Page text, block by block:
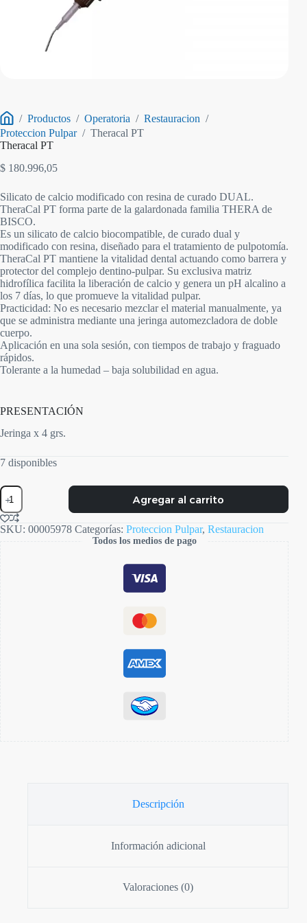
Inicio
/ Productos / Operatoria / Restauracion /
Proteccion Pulpar / Theracal PT
Theracal PT
$ 180.996,05
Silicato de calcio modificado con resina de curado DUAL.
TheraCal PT forma parte de la galardonada familia THERA de
BISCO.
Es un silicato de calcio biocompatible, de curado dual y
modificado con resina, diseñado para el tratamiento de pulpotomía.
TheraCal PT mantiene la vitalidad dental actuando como barrera y
protector del complejo dentino-pulpar. Su exclusiva matriz
hidrofílica facilita la liberación de calcio y genera un pH alcalino a
los 7 días, lo que promueve la vitalidad pulpar.
Practicidad: No es necesario mezclar el material manualmente, ya
que se administra mediante una jeringa automezcladora de doble
cuerpo.
Aplicación en una sola sesión, con tiempos de trabajo y fraguado
rápidos.
Tolerante a la humedad – baja solubilidad en agua.
PRESENTACIÓN
Jeringa x 4 grs.
7 disponibles
Theracal
PT
cantidad
Agregar al carrito
SKU: 00005978 Categorías: Proteccion Pulpar, Restauracion
Todos los medios de pago
Descripción
Información adicional
Valoraciones (0)